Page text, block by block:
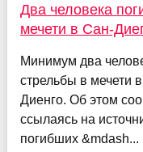
Два человека
мечети в Сан-
Минимум два
стрельбы в мечети
Диенго. Об этом
ссылаясь на
погибших &mdash...